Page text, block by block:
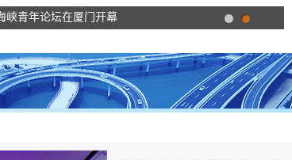
峡青年论坛在厦门开幕